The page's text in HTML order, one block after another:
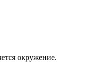
окружение.